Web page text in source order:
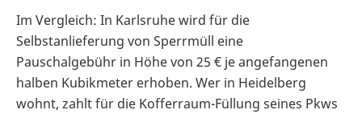
Im Vergleich: In Karlsruhe wird für die
Selbstanlieferung von Sperrmüll eine
Pauschalgebühr in Höhe von 25 € je angefangenen
halben Kubikmeter erhoben. Wer in Heidelberg
wohnt, zahlt für die Kofferraum-Füllung seines Pkws